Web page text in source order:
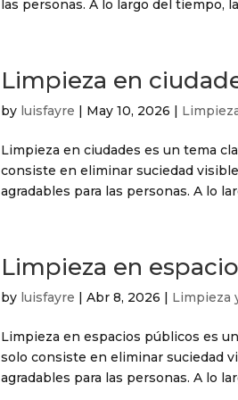
las personas. A lo largo del tiempo,
Limpieza en
by luisfayre | May 10, 2026 |
Limpieza en ciudades es un tema
consiste en eliminar suciedad
agradables para las personas. A lo
Limpieza en
by luisfayre |Abr 8, 2026 | Limpieza
Limpieza en espacios públicos es
solo consiste en eliminar suciedad
agradables para las personas. A lo